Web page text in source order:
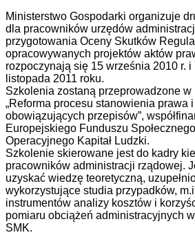
Ministerstwo Gospodarki organizuje
dla pracowników urzędów
przygotowania Oceny Skutków
opracowywanych projektów aktów
rozpoczynają się 15 września 2010 r. i
listopada 2011 roku.
Szkolenia zostaną przeprowadzone w
„Reforma procesu stanowienia prawa
obowiązujących przepisów”,
Europejskiego Funduszu
Operacyjnego Kapitał Ludzki.
Szkolenie skierowane jest do kadry
pracowników administracji rządowej.
uzyskać wiedzę teoretyczną,
wykorzystujące studia przypadków,
instrumentów analizy kosztów i
pomiaru obciążeń administracyjnych
SMK.